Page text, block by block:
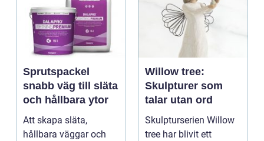
Sprutspackel
snabb väg till släta
och hållbara ytor
Att skapa släta,
hållbara väggar och
Willow tree:
Skulpturer som
talar utan ord
Skulpturserien Willow
tree har blivit ett